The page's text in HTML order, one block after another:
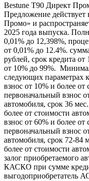
Bestune T90 Директ
Предложение действует
Промо» и
2025 года выпуска.
0,01% до 12,398%,
от 0,01% до 12.4%.
рублей, срок кредита
от 10% до 99%.
следующих параметрах
взнос от 10% и более
первоначальный взнос
автомобиля, срок 36
более от стоимости
взнос от 60% и более
первоначальный взнос
автомобиля, срок 72-84
более от стоимости
залог приобретаемого
КАСКО при сумме
выгодоприобретатель